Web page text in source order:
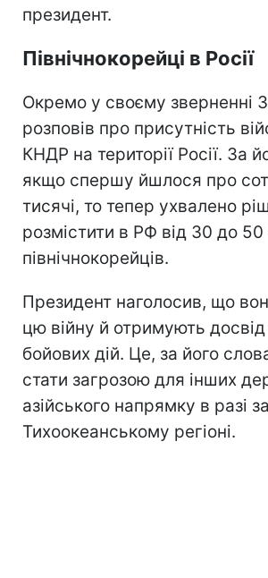
президент.
Північнокорейці в Росії
Окремо у своєму зверненні
розповів про присутність
КНДР на території Росії. За
якщо спершу йшлося про
тисячі, то тепер ухвалено
розмістити в РФ від 30 до 50
північнокорейців.
Президент наголосив, що
цю війну й отримують
бойових дій. Це, за його
стати загрозою для інших
азійського напрямку в разі
Тихоокеанському регіоні.